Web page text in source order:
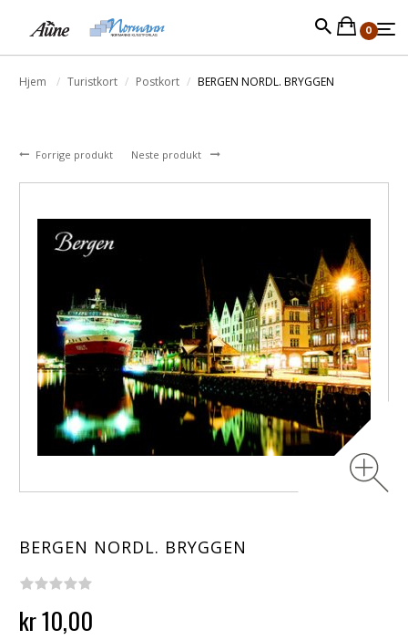
0
Hjem Turistkort Postkort BERGEN NORDL. BRYGGEN
Forrige produkt Neste produkt
BERGEN NORDL. BRYGGEN
kr 10,00